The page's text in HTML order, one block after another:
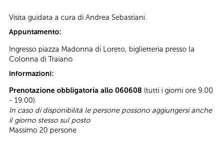
Visita guidata a cura di Andrea Sebastiani.
Appuntamento:
Ingresso piazza Madonna di Loreto, biglietteria presso la
Colonna di Traiano
Informazioni:
Prenotazione obbligatoria allo 060608 (tutti i giorni ore 9.00
- 19.00).
In caso di disponibilità le persone possono aggiungersi anche
il giorno stesso sul posto
Massimo 20 persone